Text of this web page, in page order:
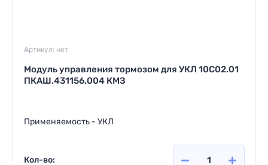
Артикул: нет
Модуль управления тормозом для УКЛ 10С02.01
ПКАШ.431156.004 КМЗ
Применяемость - УКЛ
Кол-во: